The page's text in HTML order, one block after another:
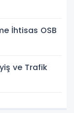
İhtisas OSB
ve Trafik